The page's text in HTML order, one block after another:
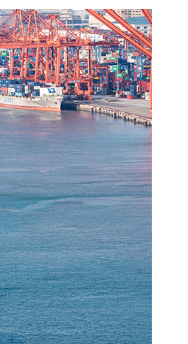
العربية
tiếng việt
ไทย
čeština
dansk
Svenska